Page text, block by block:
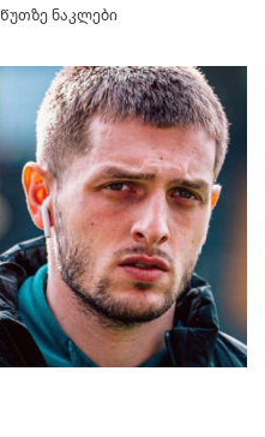
Წუთზე ნაკლები